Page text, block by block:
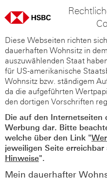
Diese Webseiten richten
dauerhaften Wohnsitz in
auszuwählenden Staat
für US-amerikanische
Wohnsitz bzw. ständigem
da die aufgeführten
den dortigen Vorschriften
Die auf den Internetseiten
Werbung dar. Bitte
welche über den Link "
jeweiligen Seite
Hinweise".
Mein dauerhafter